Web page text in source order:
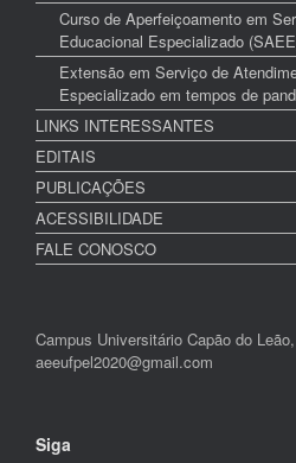
Curso de Aperfeiçoamento em
Educacional Especializado
Extensão em Serviço de
Especializado em tempos de
LINKS INTERESSANTES
EDITAIS
PUBLICAÇÕES
ACESSIBILIDADE
FALE CONOSCO
Campus Universitário Capão do
aeeufpel2020@gmail.com
Siga